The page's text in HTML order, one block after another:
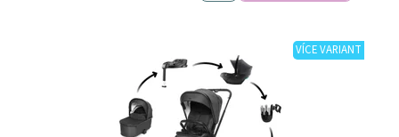
VÍCE VARIANT
Skladem